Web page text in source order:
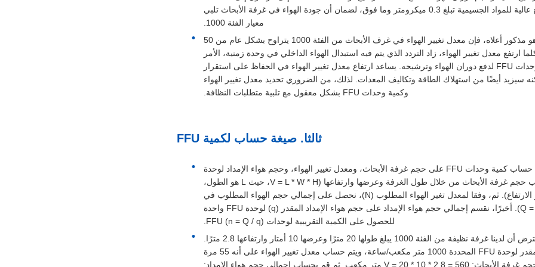
أو أعلى، مع قدرة ترشيح عالية للمواد الجسيمية تبلغ 0.3 ميكرومتر وما فوق، لضمان أن جودة الهواء في غرفة الأبحاث تلبي
معيار الفئة 1000.
: كما هو مذكور أعلاه، فإن معدل تغيير الهواء في غرف الأبحاث من الفئة 1000 يتراوح بشكل عام من 50
كلما ارتفع معدل تغيير الهواء، زاد التردد الذي يتم فيه استبدال الهواء الداخلي في وحدة زمنية، الأمر
الذي يتطلب المزيد من وحدات FFU لدفع دوران الهواء وترشيحه. يساعد ارتفاع معدل تغيير الهواء في الحفاظ على استقرار
سيزيد أيضًا من استهلاك الطاقة وتكاليف المعدات. لذلك، من الضروري تحديد معدل تغيير الهواء
وكمية وحدات FFU بشكل معقول مع تلبية متطلبات النظافة.
ثالثا. صيغة حساب لكمية FFU
: يعتمد حساب كمية وحدات FFU على حجم غرفة الأبحاث، ومعدل تغيير الهواء، وحجم هواء الإمداد لوحدة
FFU واحدة. أولاً، نحسب حجم غرفة الأبحاث من خلال طول الغرفة وعرضها وارتفاعها (V = L * W * H، حيث L هو الطول،
وW هو العرض، وH هو الارتفاع). ثم، وفقا لمعدل تغير الهواء المطلوب (N)، نحصل على إجمالي حجم الهواء المطلوب في
وحدة الزمن (Q = V * N). أخيرًا، نقسم إجمالي حجم هواء الإمداد على حجم هواء الإمداد المقدر (q) لوحدة FFU واحدة
للحصول على الكمية التقريبية لوحدات FFU (n = Q / q).
: لنفترض أن لدينا غرفة نظيفة من الفئة 1000 يبلغ طولها 20 مترًا وعرضها 10 أمتار وارتفاعها 2.8 مترًا.
يبلغ حجم هواء الإمداد المقدر لوحدة FFU المحددة 1000 متر مكعب/ساعة، ويتم حساب معدل تغيير الهواء على أنه 55 مرة
في الساعة. أولاً، احسب حجم غرفة الأبحاث: V = 20 * 10 * 2.8 = 560 متر مكعب. ثم قم بحساب إجمالي حجم هواء الإمداد: